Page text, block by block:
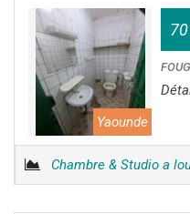
Yaounde
Chambre & Studio a